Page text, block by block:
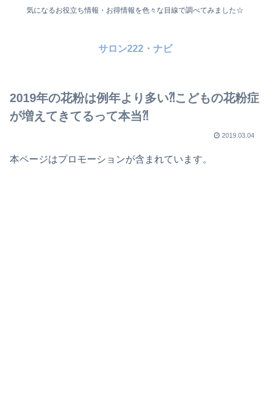
気になるお役立ち情報・お得情報を色々な目線で調べてみました☆
サロン222・ナビ
2019年の花粉は例年より多い⁈こどもの花粉症
が増えてきてるって本当⁈
2019.03.04
本ページはプロモーションが含まれています。